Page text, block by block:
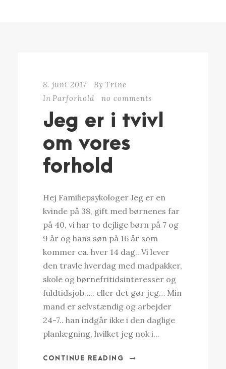
8. juni 2017 By Trine
In Parforhold no comments
Jeg er i tvivl
om vores
forhold
Hej Familiepsykologer Jeg er en
kvinde på 38, gift med børnenes far
på 40, vi har to dejlige børn på 7 og
9 år og hans søn på 16 år som
kommer ca. hver 14 dag.. Vi lever
den travle hverdag med madpakker,
skole og børnefritidsinteresser og
fuldtidsjob….. eller det gør jeg… Min
mand er selvstændig og arbejder
24-7.. han indgår ikke i den daglige
planlægning, hvilket jeg nok i...
CONTINUE READING